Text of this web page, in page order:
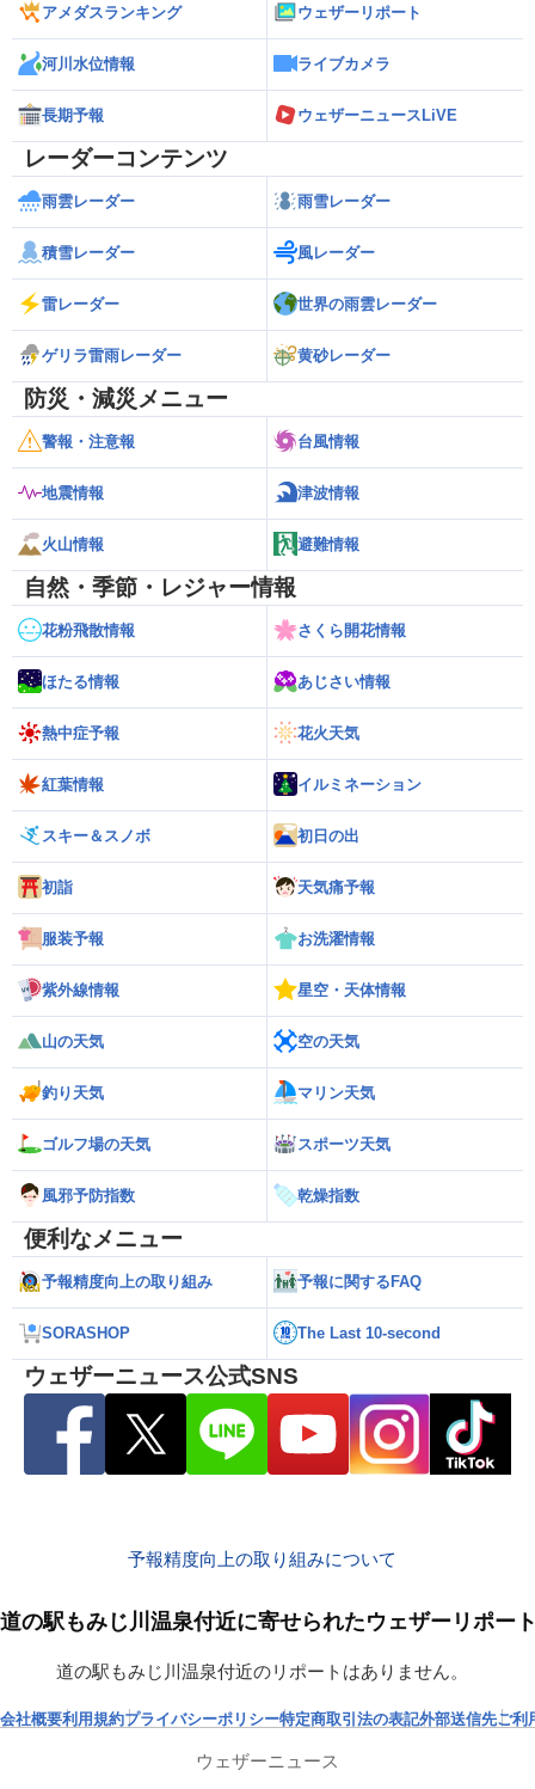
アメダスランキング ウェザーリポート
河川水位情報 ライブカメラ
長期予報 ウェザーニュースLiVE
レーダーコンテンツ
雨雲レーダー 雨雪レーダー
積雪レーダー 風レーダー
雷レーダー 世界の雨雲レーダー
ゲリラ雷雨レーダー 黄砂レーダー
防災・減災メニュー
警報・注意報 台風情報
地震情報 津波情報
火山情報 避難情報
自然・季節・レジャー情報
花粉飛散情報 さくら開花情報
ほたる情報 あじさい情報
熱中症予報 花火天気
紅葉情報 イルミネーション
スキー＆スノボ 初日の出
初詣 天気痛予報
服装予報 お洗濯情報
紫外線情報 星空・天体情報
山の天気 空の天気
釣り天気 マリン天気
ゴルフ場の天気 スポーツ天気
風邪予防指数 乾燥指数
便利なメニュー
予報精度向上の取り組み 予報に関するFAQ
SORASHOP The Last 10-second
ウェザーニュース公式SNS
予報精度向上の取り組みについて
道の駅もみじ川温泉付近に寄せられたウェザーリポー
道の駅もみじ川温泉付近のリポートはありません。
会社概要利用規約プライバシーポリシー特定商取引法の表記外部送信先ご利
ウェザーニュース